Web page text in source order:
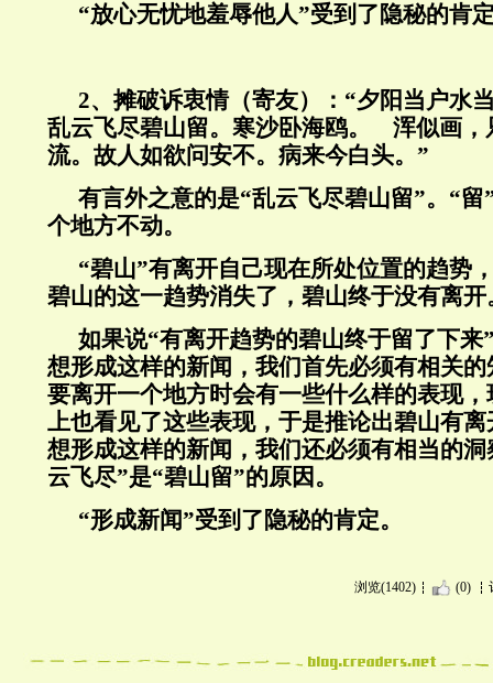
“放心无忧地羞辱他人”受到了隐秘的肯
2、摊破诉衷情（寄友）：“夕阳当户水
乱云飞尽碧山留。寒沙卧海鸥。 浑似画，
流。故人如欲问安不。病来今白头。”
有言外之意的是“乱云飞尽碧山留”。“
个地方不动。
“碧山”有离开自己现在所处位置的趋势
碧山的这一趋势消失了，碧山终于没有离开
如果说“有离开趋势的碧山终于留了下来
想形成这样的新闻，我们首先必须有相关
要离开一个地方时会有一些什么样的表现
上也看见了这些表现，于是推论出碧山有
想形成这样的新闻，我们还必须有相当的
云飞尽”是“碧山留”的原因。
“形成新闻”受到了隐秘的肯定。
浏览(1402) (0)